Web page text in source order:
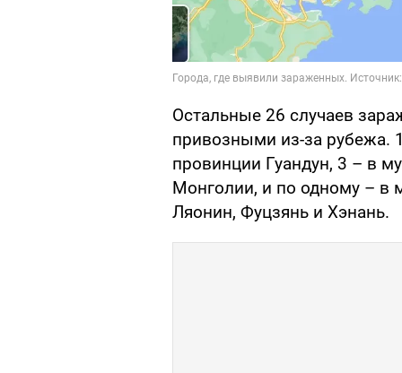
Остальные 26 случаев
привозными из-за рубежа.
провинции Гуандун, 3 – в
Монголии, и по одному – в
Ляонин, Фуцзянь и Хэнань.